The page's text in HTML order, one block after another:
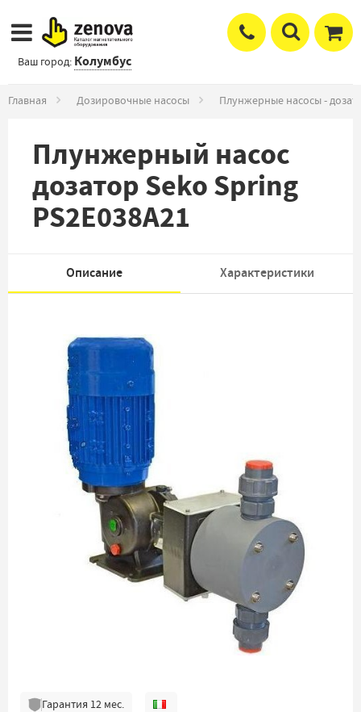
Ваш город: Колумбус
Главная Дозировочные насосы Плунжерные насосы -
Плунжерный насос
дозатор Seko Spring
PS2E038A21
Описание Характеристики
Гарантия 12мес.